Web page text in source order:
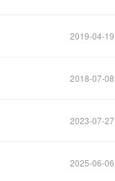
2019-04-19
2018-07-08
2023-07-27
2025-06-06